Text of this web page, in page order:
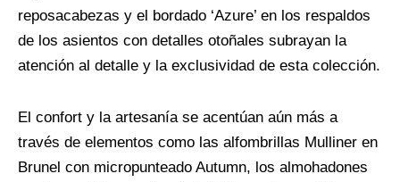
reposacabezas y el bordado ‘Azure’ en los respaldos
de los asientos con detalles otoñales subrayan la
atención al detalle y la exclusividad de esta colección.
El confort y la artesanía se acentúan aún más a
través de elementos como las alfombrillas Mulliner en
Brunel con micropunteado Autumn, los almohadones